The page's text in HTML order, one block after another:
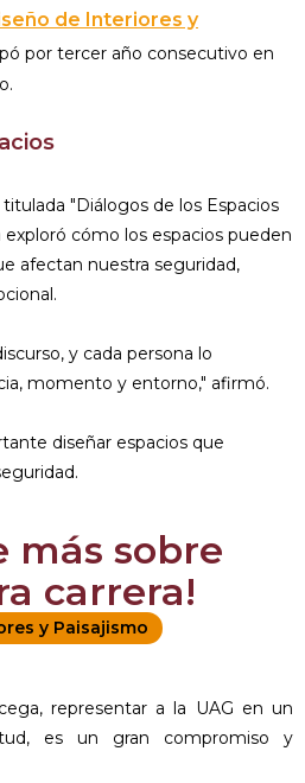
de Interiores y
por tercer año consecutivo en
"Diálogos de los Espacios
exploró cómo los espacios pueden
afectan nuestra seguridad,
y cada persona lo
momento y entorno," afirmó.
diseñar espacios que
más sobre
carrera!
y Paisajismo
representar a la UAG en un
es un gran compromiso y